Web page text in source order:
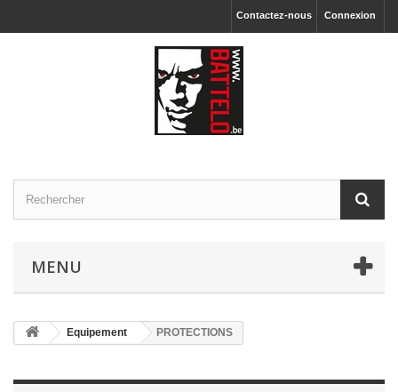
Connexion
Contactez-nous
MENU
Equipement PROTECTIONS